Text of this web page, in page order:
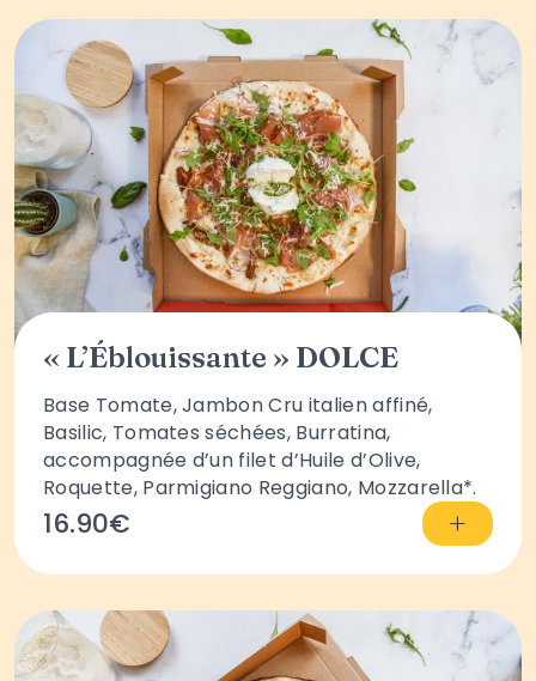
« L’Éblouissante » DOLCE
Base Tomate, Jambon Cru italien affiné,
Basilic, Tomates séchées, Burratina,
accompagnée d’un filet d’Huile d’Olive,
Roquette, Parmigiano Reggiano, Mozzarella*.
16.90€ +